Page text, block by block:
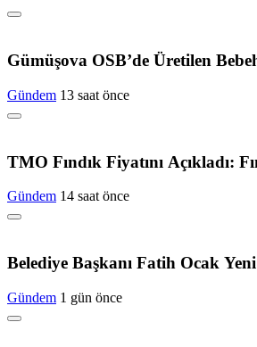
Gümüşova OSB’de Üretilen
Gündem 13 saat önce
TMO Fındık Fiyatını Açıkladı:
Gündem 14 saat önce
Belediye Başkanı Fatih Ocak
Gündem 1 gün önce